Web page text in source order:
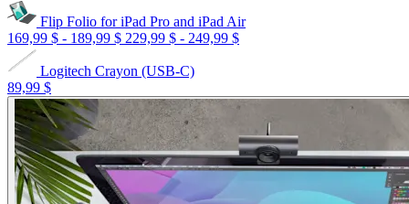
Flip Folio for iPad Pro and iPad Air
169,99 $ - 189,99 $ 229,99 $ - 249,99 $
Logitech Crayon (USB-C)
89,99 $